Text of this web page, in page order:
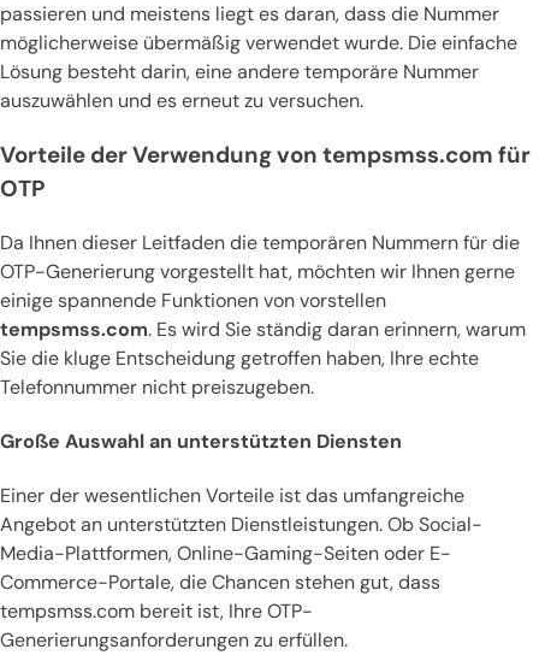
passieren und meistens liegt es daran, dass die Nummer
möglicherweise übermäßig verwendet wurde. Die einfache
Lösung besteht darin, eine andere temporäre Nummer
auszuwählen und es erneut zu versuchen.
Vorteile der Verwendung von tempsmss.com für
OTP
Da Ihnen dieser Leitfaden die temporären Nummern für die
OTP-Generierung vorgestellt hat, möchten wir Ihnen gerne
einige spannende Funktionen von vorstellen
tempsmss.com. Es wird Sie ständig daran erinnern, warum
Sie die kluge Entscheidung getroffen haben, Ihre echte
Telefonnummer nicht preiszugeben.
Große Auswahl an unterstützten Diensten
Einer der wesentlichen Vorteile ist das umfangreiche
Angebot an unterstützten Dienstleistungen. Ob Social-
Media-Plattformen, Online-Gaming-Seiten oder E-
Commerce-Portale, die Chancen stehen gut, dass
tempsmss.com bereit ist, Ihre OTP-
Generierungsanforderungen zu erfüllen.